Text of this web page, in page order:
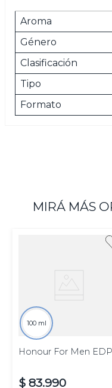
Aroma
Género
Clasificación
Tipo
Formato
MIRÁ MÁS
100 ml
Honour For Men EDP
$ 83.990